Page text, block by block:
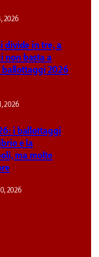
2026
divide in tre, a
non basta a
ballottaggi 2026
2026
i ballottaggi
e la
ma molte
2026